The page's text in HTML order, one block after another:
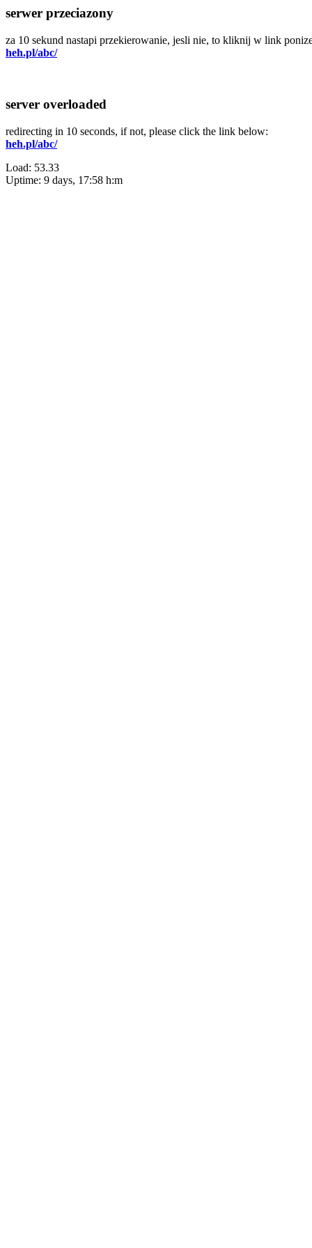
serwer przeciazony
za 10 sekund nastapi przekierowanie, jesli nie, to kliknij w link
heh.pl/abc/
server overloaded
redirecting in 10 seconds, if not, please click the link below:
heh.pl/abc/
Load: 53.33
Uptime: 9 days, 17:58 h:m